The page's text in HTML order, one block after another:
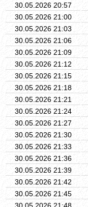
30.05.2026 20:57
30.05.2026 21:00
30.05.2026 21:03
30.05.2026 21:06
30.05.2026 21:09
30.05.2026 21:12
30.05.2026 21:15
30.05.2026 21:18
30.05.2026 21:21
30.05.2026 21:24
30.05.2026 21:27
30.05.2026 21:30
30.05.2026 21:33
30.05.2026 21:36
30.05.2026 21:39
30.05.2026 21:42
30.05.2026 21:45
30.05.2026 21:48